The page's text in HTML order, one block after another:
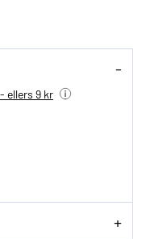
ellers 9 kr